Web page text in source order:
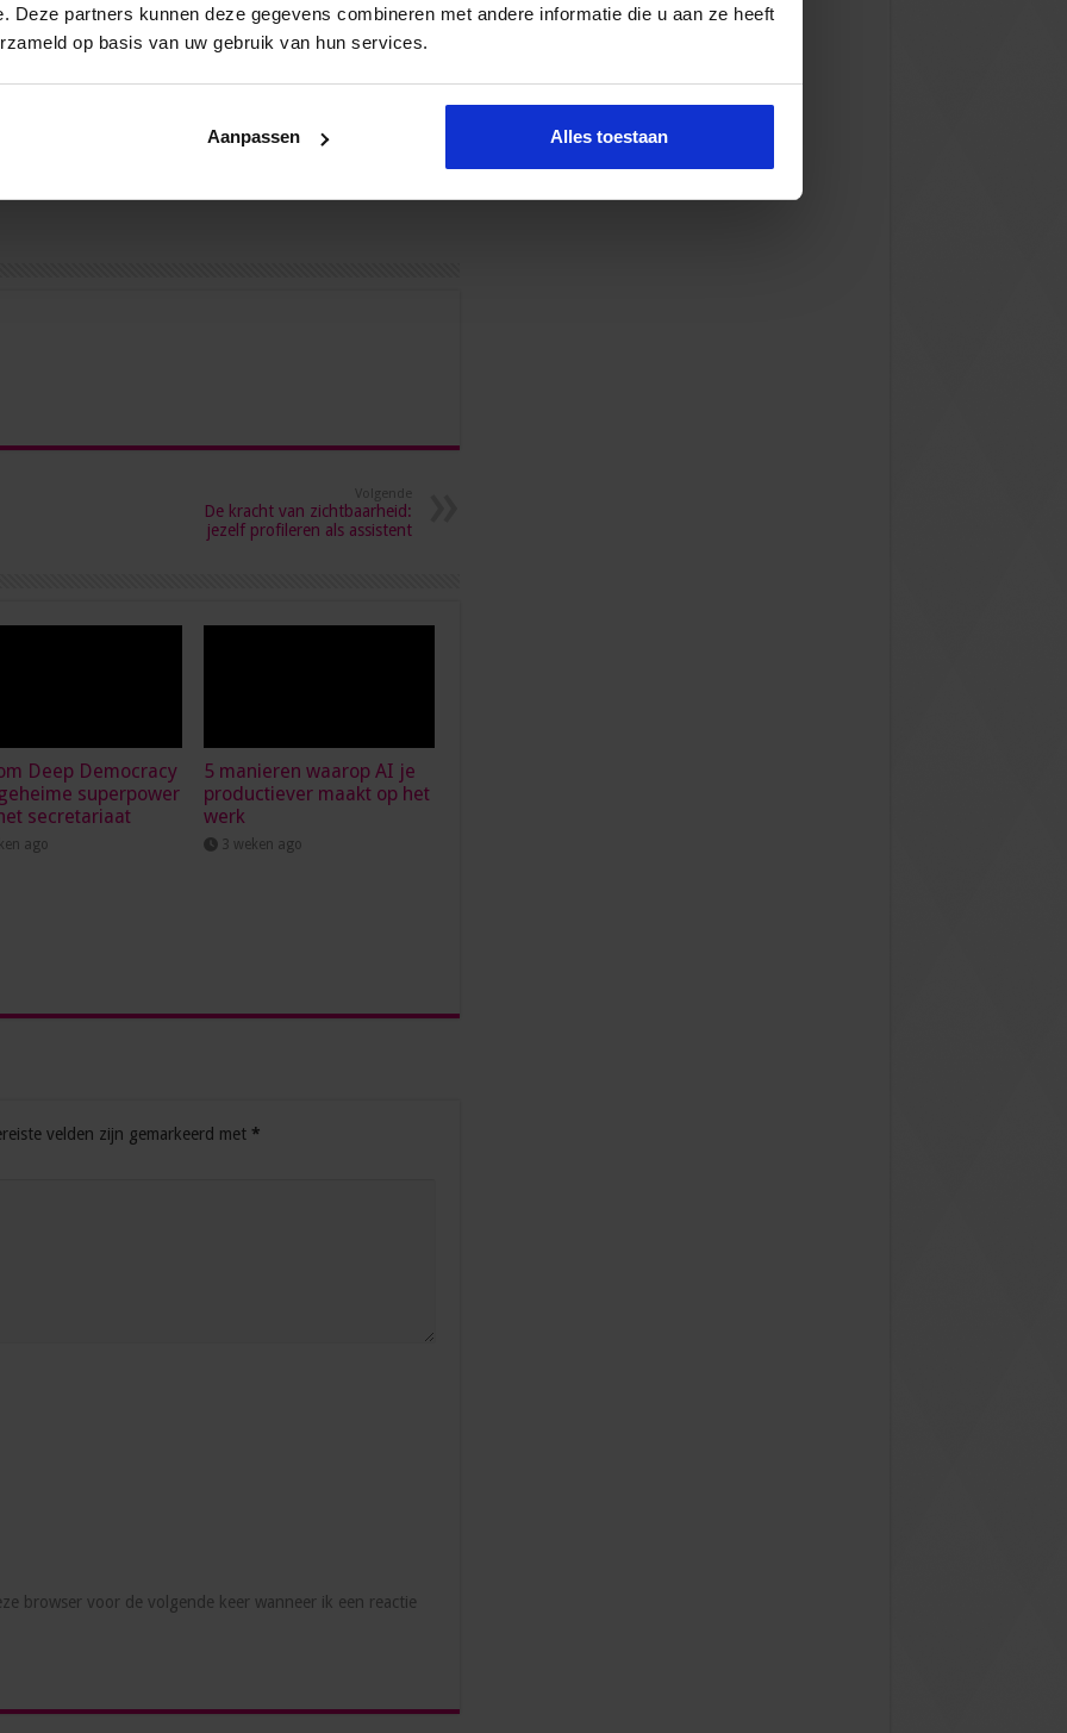
Deze partners kunnen deze gegevens combineren met andere informatie die u aan ze heeft
op basis van uw gebruik van hun services.
Aanpassen Alles toestaan
& Verslaglegging
Volgende
De kracht van zichtbaarheid:
jezelf profileren als assistent
Deep Democracy
superpower
secretariaat
ago
5 manieren waarop AI je
productiever maakt op het
werk
3 weken ago
velden zijn gemarkeerd met *
browser voor de volgende keer wanneer ik een reactie